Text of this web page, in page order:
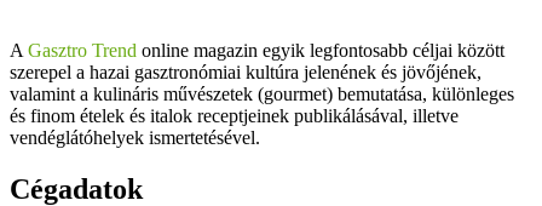
A Gasztro Trend online magazin egyik legfontosabb céljai között
szerepel a hazai gasztronómiai kultúra jelenének és jövőjének,
valamint a kulináris művészetek (gourmet) bemutatása, különleges
és finom ételek és italok receptjeinek publikálásával, illetve
vendéglátóhelyek ismertetésével.
Cégadatok